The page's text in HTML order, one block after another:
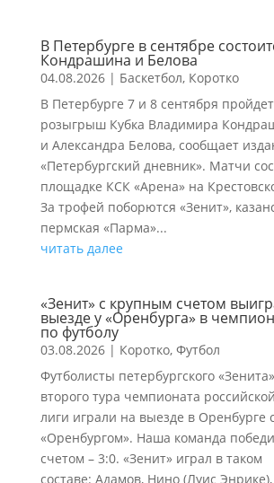
В Петербурге в сентябре
Кондрашина и Белова
04.08.2026| Баскетбол, Коротко
В Петербурге 7 и 8 сентября
розыгрыш Кубка Владимира
и Александра Белова, сообщает
«Петербургский дневник». Матчи
площадке КСК «Арена» на
За трофей поборются «Зенит»,
пермская «Парма»...
читать далее
«Зенит» с крупным счетом
выезде у «Оренбурга» в
по футболу
03.08.2026| Коротко, Футбол
Футболисты петербургского
второго тура чемпионата
лиги играли на выезде в Оренбурге
«Оренбургом». Наша команда
счетом – 3:0. «Зенит» играл в таком
составе: Адамов, Нино (Луис Энрике),